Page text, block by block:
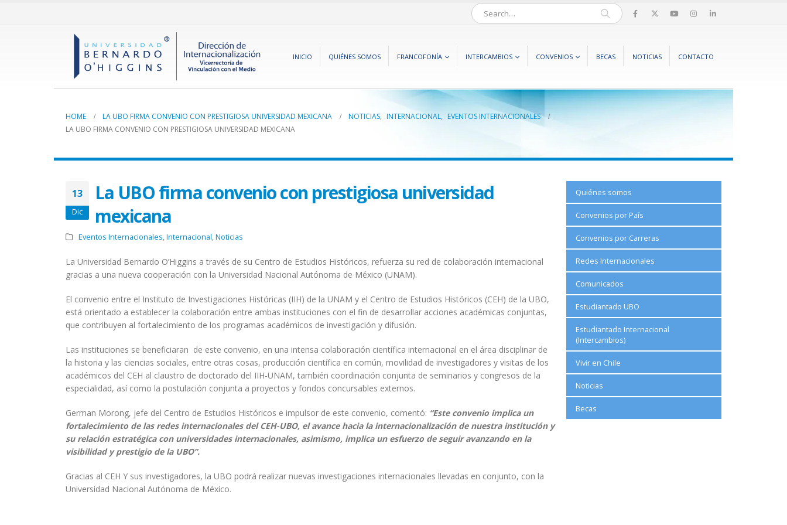
INICIO QUIÉNES SOMOS FRANCOFONÍA INTERCAMBIOS CONVENIOS BECAS NOTICIAS CONTACTO
HOME LA UBO FIRMA CONVENIO CON PRESTIGIOSA UNIVERSIDAD MEXICANA NOTICIAS, INTERNACIONAL, EVENTOS INTERNACIONALES
LA UBO FIRMA CONVENIO CON PRESTIGIOSA UNIVERSIDAD MEXICANA
13
Dic
La UBO firma convenio con prestigiosa universidad
mexicana
Eventos Internacionales,Internacional,Noticias
La Universidad Bernardo O’Higgins a través de su Centro de Estudios Históricos, refuerza su red de colaboración internacional
gracias a una nueva cooperación con la Universidad Nacional Autónoma de México (UNAM).
El convenio entre el Instituto de Investigaciones Históricas (IIH) de la UNAM y el Centro de Estudios Históricos (CEH) de la UBO,
está orientado a establecer la colaboración entre ambas instituciones con el fin de desarrollar acciones académicas conjuntas,
que contribuyen al fortalecimiento de los programas académicos de investigación y difusión.
Las instituciones se beneficiaran de este convenio, en una intensa colaboración científica internacional en el área disciplinar de
la historia y las ciencias sociales, entre otras cosas, producción científica en común, movilidad de investigadores y visitas de los
académicos del CEH al claustro de doctorado del IIH-UNAM, también coordinación conjunta de seminarios y congresos de la
especialidad, así como la postulación conjunta a proyectos y fondos concursables externos.
German Morong, jefe del Centro de Estudios Históricos e impulsor de este convenio, comentó: “Este convenio implica un
fortalecimiento de las redes internacionales del CEH-UBO, el avance hacia la internacionalización de nuestra institución y
su relación estratégica con universidades internacionales, asimismo, implica un esfuerzo de seguir avanzando en la
visibilidad y prestigio de la UBO”.
Gracias al CEH Y sus investigadores, la UBO podrá realizar nuevas investigaciones internacionales llevadas en conjunto, con la
Universidad Nacional Autónoma de México.
Quiénes somos
Convenios por País
Convenios por Carreras
Redes Internacionales
Comunicados
Estudiantado UBO
Estudiantado Internacional
(Intercambios)
Vivir en Chile
Noticias
Becas